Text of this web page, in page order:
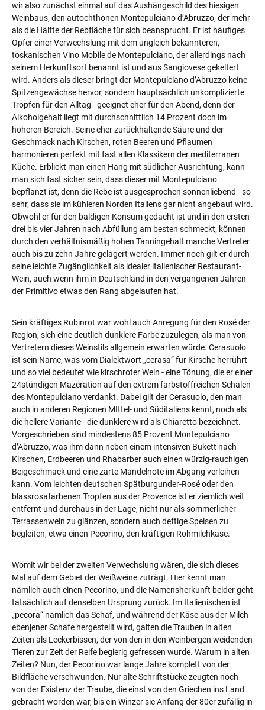
wir also zunächst einmal auf das Aushängeschild des hiesigen
Weinbaus, den autochthonen Montepulciano d’Abruzzo, der mehr
als die Hälfte der Rebfläche für sich beansprucht. Er ist häufiges
Opfer einer Verwechslung mit dem ungleich bekannteren,
toskanischen Vino Mobile de Montepulciano, der allerdings nach
seinem Herkunftsort benannt ist und aus Sangiovese gekeltert
wird. Anders als dieser bringt der Montepulciano d’Abruzzo keine
Spitzengewächse hervor, sondern hauptsächlich unkomplizierte
Tropfen für den Alltag - geeignet eher für den Abend, denn der
Alkoholgehalt liegt mit durchschnittlich 14 Prozent doch im
höheren Bereich. Seine eher zurückhaltende Säure und der
Geschmack nach Kirschen, roten Beeren und Pflaumen
harmonieren perfekt mit fast allen Klassikern der mediterranen
Küche. Erblickt man einen Hang mit südlicher Ausrichtung, kann
man sich fast sicher sein, dass dieser mit Montepulciano
bepflanzt ist, denn die Rebe ist ausgesprochen sonnenliebend - so
sehr, dass sie im kühleren Norden Italiens gar nicht angebaut wird.
Obwohl er für den baldigen Konsum gedacht ist und in den ersten
drei bis vier Jahren nach Abfüllung am besten schmeckt, können
durch den verhältnismäßig hohen Tanningehalt manche Vertreter
auch bis zu zehn Jahre gelagert werden. Immer noch gilt er durch
seine leichte Zugänglichkeit als idealer italienischer Restaurant-
Wein, auch wenn ihm in Deutschland in den vergangenen Jahren
der Primitivo etwas den Rang abgelaufen hat.
Sein kräftiges Rubinrot war wohl auch Anregung für den Rosé der
Region, sich eine deutlich dunklere Farbe zuzulegen, als man von
Vertretern dieses Weinstils allgemein erwarten würde. Cerasuolo
ist sein Name, was vom Dialektwort „cerasa“ für Kirsche herrührt
und so viel bedeutet wie kirschroter Wein - eine Tönung, die er einer
24stündigen Mazeration auf den extrem farbstoffreichen Schalen
des Montepulciano verdankt. Dabei gilt der Cerasuolo, den man
auch in anderen Regionen MIttel- und Süditaliens kennt, noch als
die hellere Variante - die dunklere wird als Chiaretto bezeichnet.
Vorgeschrieben sind mindestens 85 Prozent Montepulciano
d’Abruzzo, was ihm dann neben einem intensiven Bukett nach
Kirschen, Erdbeeren und Rhabarber auch einen würzig-rauchigen
Beigeschmack und eine zarte Mandelnote im Abgang verleihen
kann. Vom leichten deutschen Spätburgunder-Rosé oder den
blassrosafarbenen Tropfen aus der Provence ist er ziemlich weit
entfernt und durchaus in der Lage, nicht nur als sommerlicher
Terrassenwein zu glänzen, sondern auch deftige Speisen zu
begleiten, etwa einen Pecorino, den kräftigen Rohmilchkäse.
Womit wir bei der zweiten Verwechslung wären, die sich dieses
Mal auf dem Gebiet der Weißweine zuträgt. Hier kennt man
nämlich auch einen Pecorino, und die Namensherkunft beider geht
tatsächlich auf denselben Ursprung zurück. Im Italienischen ist
„pecora“ nämlich das Schaf, und während der Käse aus der Milch
ebenjener Schafe hergestellt wird, galten die Trauben in alten
Zeiten als Leckerbissen, der von den in den Weinbergen weidenden
Tieren zur Zeit der Reife begierig gefressen wurde. Warum in alten
Zeiten? Nun, der Pecorino war lange Jahre komplett von der
Bildfläche verschwunden. Nur alte Schriftstücke zeugten noch
von der Existenz der Traube, die einst von den Griechen ins Land
gebracht worden war, bis ein Winzer sie Anfang der 80er zufällig in